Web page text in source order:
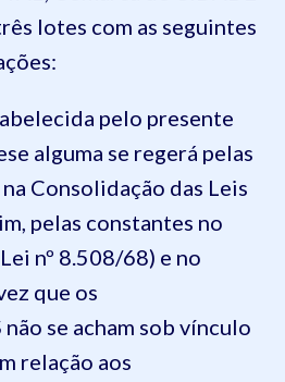
lotes com as seguintes
pelo presente
alguma se regerá pelas
Consolidação das Leis
pelas constantes no
nº 8.508/68) e no
que os
se acham sob vínculo
relação aos